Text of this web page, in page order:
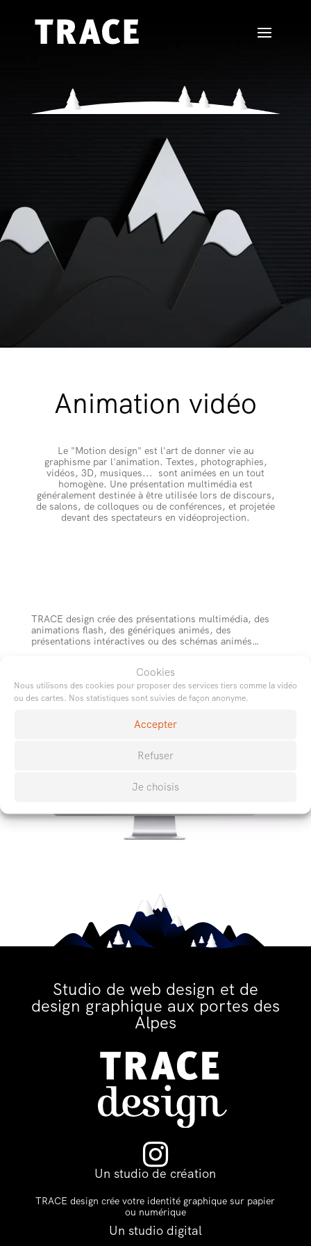
Cookies
Nous utilisons des cookies pour proposer des services tiers comme la vidéo
ou des cartes. Nos statistiques sont suivies de façon anonyme.
Accepter
Refuser
Je choisis
Animation vidéo
Le "Motion design" est l'art de donner vie au
graphisme par l'animation. Textes, photographies,
vidéos, 3D, musiques... sont animées en un tout
homogène. Une présentation multimédia est
généralement destinée à être utilisée lors de discours,
de salons, de colloques ou de conférences, et projetée
devant des spectateurs en vidéoprojection.
TRACE design crée des présentations multimédia, des
animations flash, des génériques animés, des
présentations intéractives ou des schémas animés…
Studio de web design et de
design graphique aux portes des
Alpes

Un studio de création
TRACE design crée votre identité graphique sur papier
ou numérique
Un studio digital